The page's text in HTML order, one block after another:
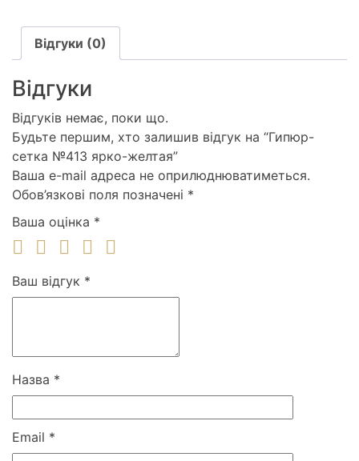
Відгуки (0)
Відгуки
Відгуків немає, поки що.
Будьте першим, хто залишив відгук на “Гипюр-
сетка №413 ярко-желтая”
Ваша e-mail адреса не оприлюднюватиметься.
Обов’язкові поля позначені *
Ваша оцінка *
Ваш відгук *
Назва *
Email *